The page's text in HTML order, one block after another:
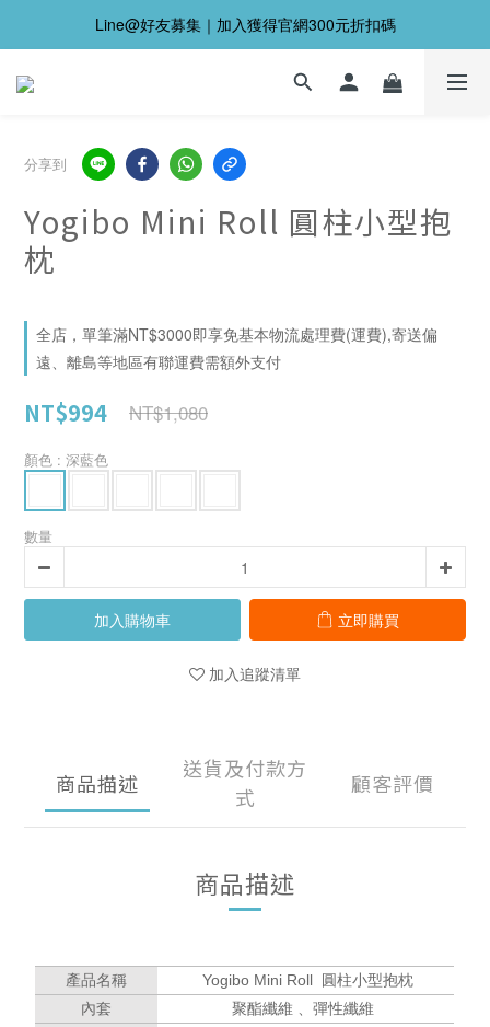
Line@好友募集｜加入獲得官網300元折扣碼
分享到
Yogibo Mini Roll 圓柱小型抱
枕
全店，單筆滿NT$3000即享免基本物流處理費(運費),寄送偏
遠、離島等地區有聯運費需額外支付
NT$994 NT$1,080
顏色 : 深藍色
數量
加入購物車 立即購買
加入追蹤清單
商品描述
送貨及付款方
式
顧客評價
商品描述
產品名稱 Yogibo Mini Roll 圓柱小型抱枕
內套 聚酯纖維 、彈性纖維